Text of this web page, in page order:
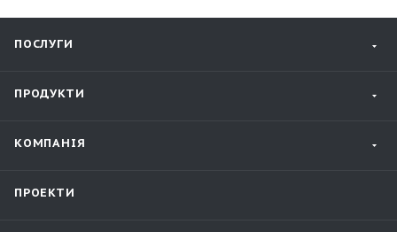
ПОСЛУГИ
ПРОДУКТИ
КОМПАНІЯ
ПРОЕКТИ